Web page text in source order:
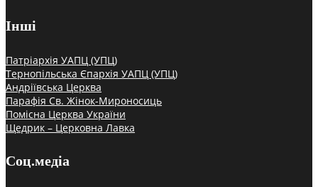
Інші
Патріархія УАПЦ (УПЦ)
Тернопільська Єпархія УАПЦ (УПЦ)
Андріївська Церква
Парафія Св. Жінок-Мироносиць
Помісна Церква України
Щедрик – Церковна Лавка
Соц.медіа